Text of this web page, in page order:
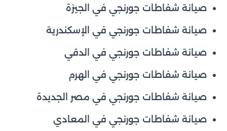
صيانة شفاطات جورنجي في الجيزة
صيانة شفاطات جورنجي في الإسكندرية
صيانة شفاطات جورنجي في الدقي
صيانة شفاطات جورنجي في الهرم
صيانة شفاطات جورنجي في مصر الجديدة
صيانة شفاطات جورنجي في المعادي